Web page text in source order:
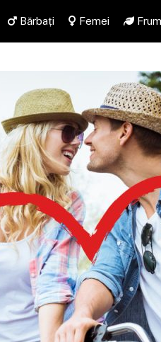
Bărbați Femei